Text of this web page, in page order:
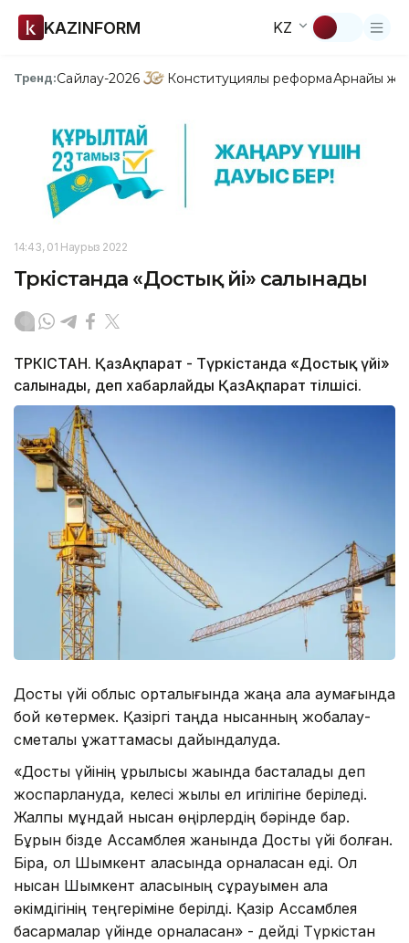
KAZINFORM KZ
Тренд:Сайлау-2026 Конституциялық реформаАрнайы
14:43, 01 Наурыз 2022
Түркістанда «Достық үйі» салынады
ТҮРКІСТАН. ҚазАқпарат - Түркістанда «Достық үйі»
салынады, деп хабарлайды ҚазАқпарат тілшісі.
Достық үйі облыс орталығында жаңа қала аумағында
бой көтермек. Қазіргі таңда нысанның жобалау-
сметалық құжаттамасы дайындалуда.
«Достық үйінің құрылысы жақында басталады деп
жоспарлануда, келесі жылы ел игілігіне беріледі.
Жалпы мұндай нысан өңірлердің бәрінде бар.
Бұрын бізде Ассамблея жанында Достық үйі болған.
Бірақ, ол Шымкент қаласында орналасқан еді. Ол
нысан Шымкент қаласының сұрауымен қала
әкімдігінің теңгеріміне берілді. Қазір Ассамблея
басқармалар үйінде орналасқан» - дейді Түркістан